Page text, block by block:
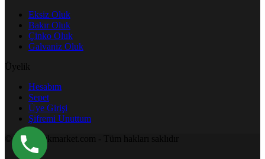
Eksiz Oluk
Bakır Oluk
Çinko Oluk
Galvaniz Oluk
Üyelik
Hesabım
Sepet
Üye Girişi
Şifremi Unuttum
© 2024 olukmarket.com - Tüm hakları saklıdır